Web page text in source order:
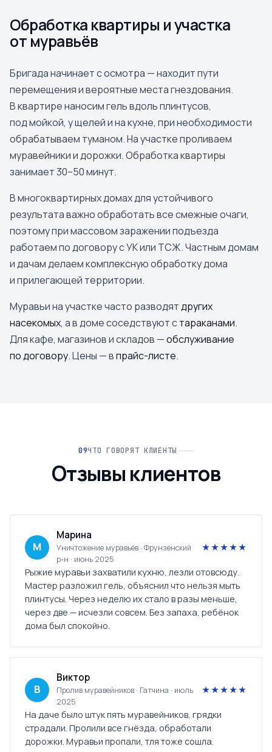
Обработка квартиры и участка
от муравьёв
Бригада начинает с осмотра — находит пути
перемещения и вероятные места гнездования.
В квартире наносим гель вдоль плинтусов,
под мойкой, у щелей и на кухне, при необходимости
обрабатываем туманом. На участке проливаем
муравейники и дорожки. Обработка квартиры
занимает 30–50 минут.
В многоквартирных домах для устойчивого
результата важно обработать все смежные очаги,
поэтому при массовом заражении подъезда
работаем по договору с УК или ТСЖ. Частным домам
и дачам делаем комплексную обработку дома
и прилегающей территории.
Муравьи на участке часто разводятдругих
насекомых, а в доме соседствуют стараканами.
Для кафе, магазинов и складов —обслуживание
по договору. Цены — впрайс-листе.
ЧТО ГОВОРЯТ КЛИЕНТЫ
Отзывы клиентов
М
Марина
Уничтожение муравьёв · Фрунзенский
р-н · июнь 2025
★★★★★
Рыжие муравьи захватили кухню, лезли отовсюду.
Мастер разложил гель, объяснил что нельзя мыть
плинтусы. Через неделю их стало в разы меньше,
через две — исчезли совсем. Без запаха, ребёнок
дома был спокойно.
В
Виктор
Пролив муравейников · Гатчина · июль
2025
★★★★★
На даче было штук пять муравейников, грядки
страдали. Пролили все гнёзда, обработали
дорожки. Муравьи пропали, тля тоже сошла.